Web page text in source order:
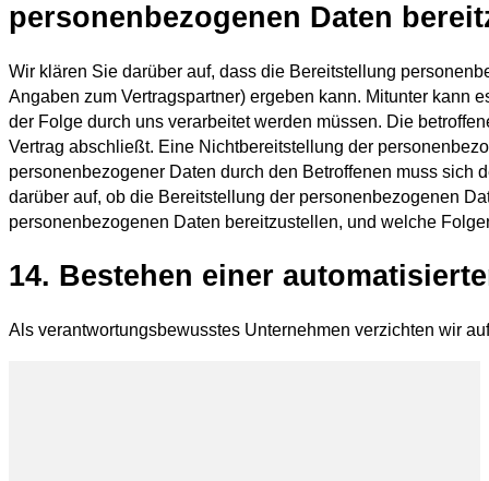
personenbezogenen Daten
Wir klären Sie darüber auf, dass die Bereitstellung
Angaben zum Vertragspartner) ergeben kann. Mitunter kann
der Folge durch uns verarbeitet werden müssen. Die
Vertrag abschließt. Eine Nichtbereitstellung der
personenbezogener Daten durch den Betroffenen muss sich
darüber auf, ob die Bereitstellung der personenbezogenen
personenbezogenen Daten bereitzustellen, und welche
14. Bestehen einer
Als verantwortungsbewusstes Unternehmen verzichten wir